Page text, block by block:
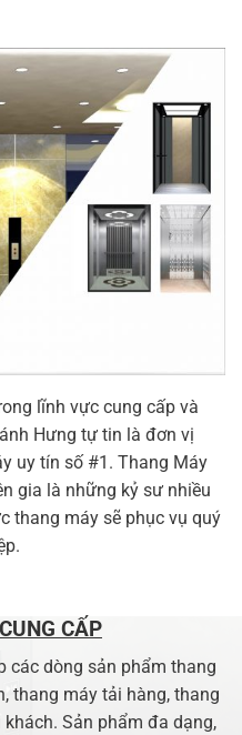
lĩnh vực cung cấp và
Hưng tự tin là đơn vị
uy tín số #1. Thang Máy
gia là những kỷ sư nhiều
thang máy sẽ phục vụ quý
CẤP
các dòng sản phẩm thang
thang máy tải hàng, thang
Sản phẩm đa dạng,